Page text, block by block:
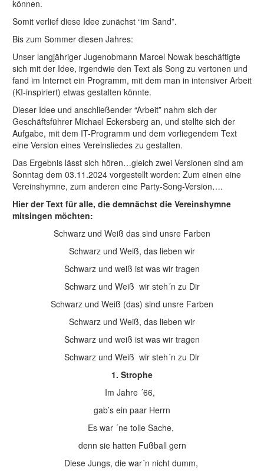
können.
Somit verlief diese Idee zunächst “im Sand”.
Bis zum Sommer diesen Jahres:
Unser langjähriger Jugenobmann Marcel Nowak beschäftigte
sich mit der Idee, irgendwie den Text als Song zu vertonen und
fand im Internet ein Programm, mit dem man in intensiver Arbeit
(KI-inspiriert) etwas gestalten könnte.
Dieser Idee und anschließender “Arbeit” nahm sich der
Geschäftsführer Michael Eckersberg an, und stellte sich der
Aufgabe, mit dem IT-Programm und dem vorliegendem Text
eine Version eines Vereinsliedes zu gestalten.
Das Ergebnis lässt sich hören…gleich zwei Versionen sind am
Sonntag dem 03.11.2024 vorgestellt worden: Zum einen eine
Vereinshymne, zum anderen eine Party-Song-Version….
Hier der Text für alle, die demnächst die Vereinshymne
mitsingen möchten:
Schwarz und Weiß das sind unsre Farben
Schwarz und Weiß, das lieben wir
Schwarz und weiß ist was wir tragen
Schwarz und Weiß wir steh´n zu Dir
Schwarz und Weiß (das) sind unsre Farben
Schwarz und Weiß, das lieben wir
Schwarz und weiß ist was wir tragen
Schwarz und Weiß wir steh´n zu Dir
1. Strophe
Im Jahre ´66,
gab’s ein paar Herrn
Es war ´ne tolle Sache,
denn sie hatten Fußball gern
Diese Jungs, die war´n nicht dumm,